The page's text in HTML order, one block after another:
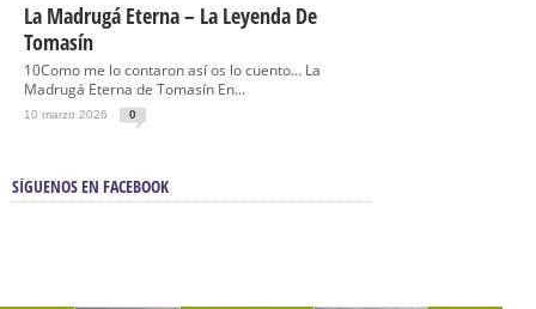
La Madrugá Eterna – La Leyenda De
Tomasín
10Como me lo contaron así os lo cuento… La
Madrugá Eterna de Tomasín En...
10 marzo 2026 0
SÍGUENOS EN FACEBOOK